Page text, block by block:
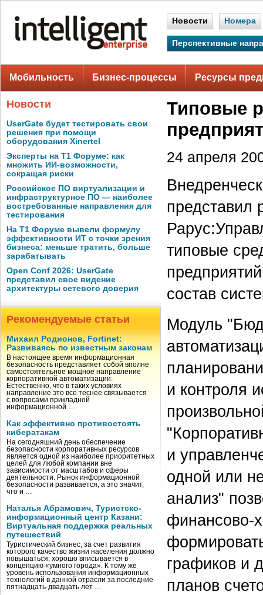
Новости Номера
Перспективные
Мобильность Бизнес-процессы Ресурсы
Новости
UserGate будет тестировать свои
решения при помощи
оборудования Xinertel
Эксперты на Т1 Форуме: как
множить ИИ-возможности,
сокращая риски
Российское ПО виртуализации и
инфраструктурное ПО — наиболее
востребованные направления для
тестирования
На Т1 Форуме вывели формулу
эффективности ИТ с точки зрения
бизнеса: меньше тратить, больше
зарабатывать
Open Conf 2026: UserGate
представил свое видение
архитектуры сетевого доверия
Рекомендуемые статьи
Михаил Родионов, Fortinet:
Развиваясь по известным законам
В настоящее время информационная
безопасность представляет собой вполне
самостоятельное мощное направление
корпоративной автоматизации.
Естественно, что в таких условиях
направление это все теснее связывается
с вопросами прикладной
информационной …
Как эффективно противостоять
кибератакам
На сегодняшний день обеспечение
безопасности корпоративных ресурсов
является одной из наиболее приоритетных
целей для любой компании вне
зависимости от масштабов и сферы
деятельности. Рынок информационной
безопасности развивается, а это значит,
что и …
Наталья Абрамович, Туристско-
информационный центр Казани:
Виртуальная поддержка реальных
путешествий
Туристический бизнес, за счет развития
которого качество жизни населения должно
повышаться, хорошо вписывается в
концепцию «умного города». К тому же
уровень использования информационных
технологий в данной отрасли за последние
пятнадцать-двадцать лет …
Типовые
24 апреля
представил
типовые
состав
Модуль
и контроля
и
одной или
анализ"
финансово-
графиков и
планов